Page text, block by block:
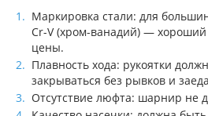
Маркировка стали: для
Cr-V (хром-ванадий) —
цены.
Плавность хода: рукоятки
закрываться без рывков и
Отсутствие люфта: шарнир не